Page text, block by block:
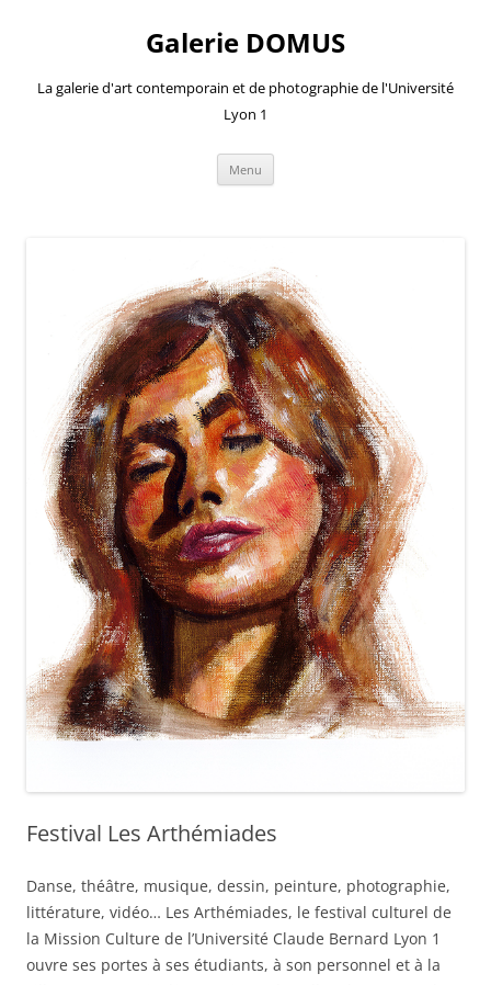
Galerie DOMUS
La galerie d'art contemporain et de photographie de l'Université
Lyon 1
Menu
Festival Les Arthémiades
Danse, théâtre, musique, dessin, peinture, photographie,
littérature, vidéo… Les Arthémiades, le festival culturel de
la Mission Culture de l’Université Claude Bernard Lyon 1
ouvre ses portes à ses étudiants, à son personnel et à la